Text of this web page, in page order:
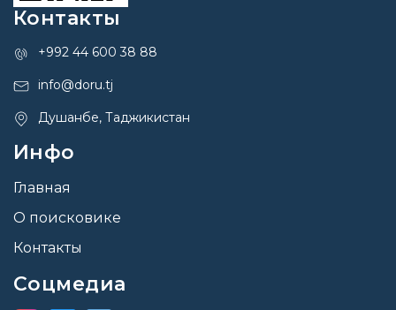
Контакты
+992 44 600 38 88
info@doru.tj
Душанбе, Таджикистан
Инфо
Главная
О поисковике
Контакты
Соцмедиа